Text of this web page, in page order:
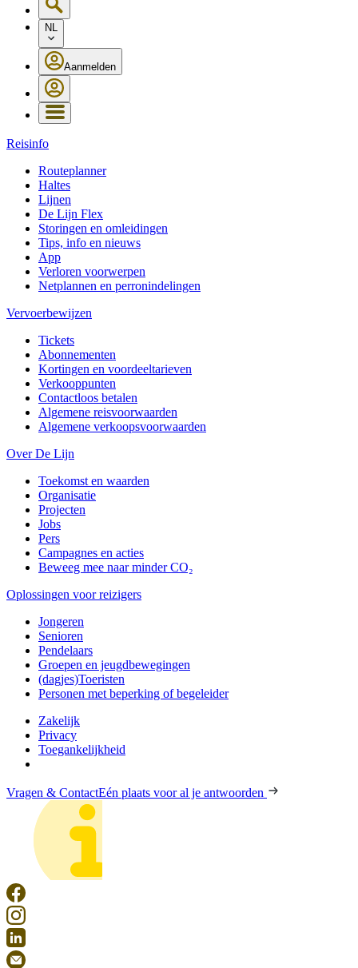
NL
Aanmelden
Reisinfo
Routeplanner
Haltes
Lijnen
De Lijn Flex
Storingen en omleidingen
Tips, info en nieuws
App
Verloren voorwerpen
Netplannen en perronindelingen
Vervoerbewijzen
Tickets
Abonnementen
Kortingen en voordeeltarieven
Verkooppunten
Contactloos betalen
Algemene reisvoorwaarden
Algemene verkoopsvoorwaarden
Over De Lijn
Toekomst en waarden
Organisatie
Projecten
Jobs
Pers
Campagnes en acties
Beweeg mee naar minder CO₂
Oplossingen voor reizigers
Jongeren
Senioren
Pendelaars
Groepen en jeugdbewegingen
(dagjes)Toeristen
Personen met beperking of begeleider
Zakelijk
Privacy
Toegankelijkheid
Vragen & ContactEén plaats voor al je antwoorden